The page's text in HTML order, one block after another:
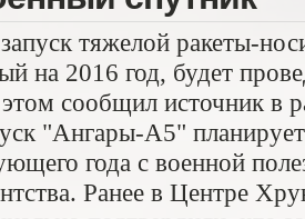
тяжелой ракеты-
на 2016 год, будет
сообщил источник в
"Ангары-А5"
года с военной
Ранее в Центре